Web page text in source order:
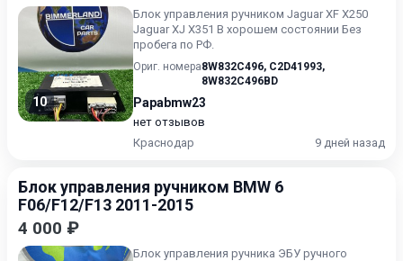
10
Блок управления ручником Jaguar XF X250
Jaguar XJ X351 В хорошем состоянии Без
пробега по РФ.
Ориг. номера8W832C496, C2D41993,
8W832C496BD
Papabmw23
нет отзывов
Краснодар
9 дней назад
Блок управления ручником BMW 6
F06/F12/F13 2011-2015
4 000 ₽
Блок управления ручника ЭБУ ручного